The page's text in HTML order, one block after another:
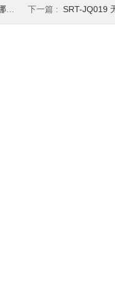
下一篇 : SRT-JQ019 无人